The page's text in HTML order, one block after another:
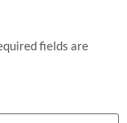
fields are